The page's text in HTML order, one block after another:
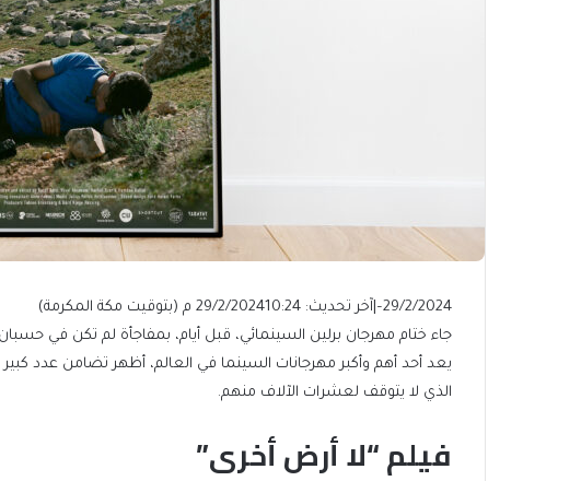
29/2/2024
– آخر تحديث: 29/2/2024 10:24 م (بتوقيت مكة المكرمة)
جاء ختام مهرجان برلين السينمائي، قبل أيام، بمفاجأة لم تكن في حسبان
يعد أحد أهم وأكبر مهرجانات السينما في العالم، أظهر تضامن عدد
الذي لا يتوقف لعشرات الآلاف منهم.
فيلم “لا أرض أخرى”